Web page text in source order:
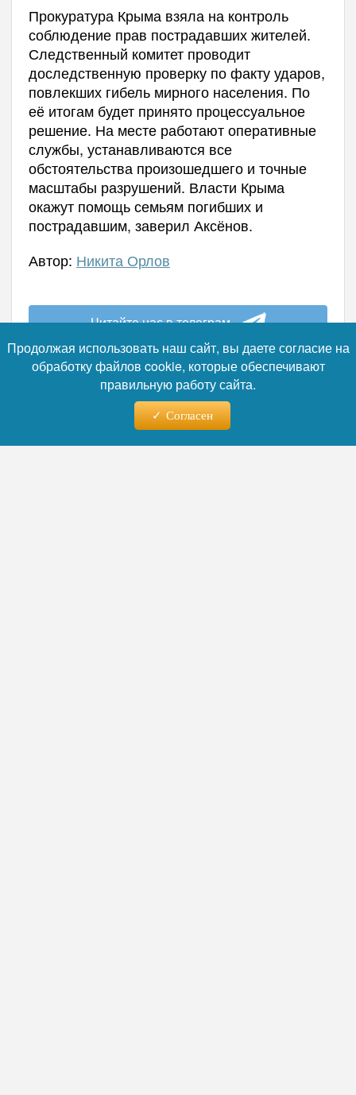
Прокуратура Крыма взяла на контроль
соблюдение прав пострадавших жителей.
Следственный комитет проводит
доследственную проверку по факту ударов,
повлекших гибель мирного населения. По
её итогам будет принято процессуальное
решение. На месте работают оперативные
службы, устанавливаются все
обстоятельства произошедшего и точные
масштабы разрушений. Власти Крыма
окажут помощь семьям погибших и
пострадавшим, заверил Аксёнов.
Автор: Никита Орлов
Читайте нас в телеграм
14.07.2026 - 20:45
Продолжая использовать наш сайт, вы даете согласие на
обработку файлов cookie, которые обеспечивают
правильную работу сайта.
Согласен